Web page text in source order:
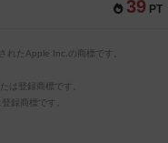
39 PT
れたApple Inc.の商標です。
は登録商標です。
録商標です。